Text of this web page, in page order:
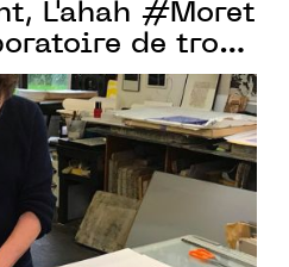
L'ahah #Moret
de trois
: Jean-
Pierre Martens